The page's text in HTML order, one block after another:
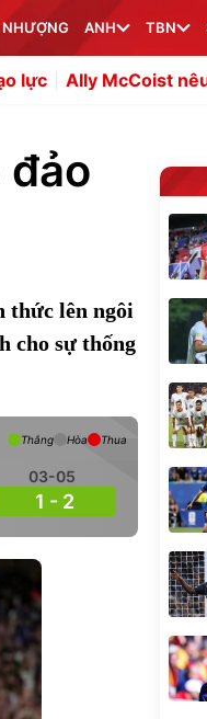
ANH TBN
nêu lý do
đảo
thức lên ngôi
cho sự thống
03-05
1 - 2
Thắng Hòa Thua